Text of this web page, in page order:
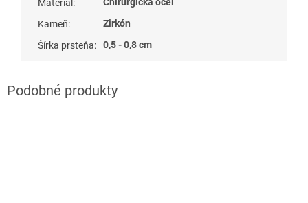
Materiál :
Kameň:
Zirkón
Šírka prsteňa: 0,5 - 0,8 cm